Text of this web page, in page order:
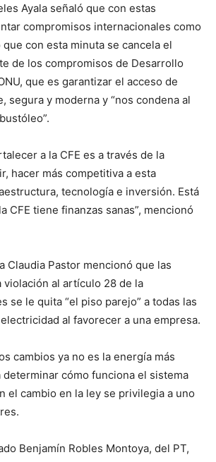
Ayala señaló que con estas
compromisos internacionales como
que con esta minuta se cancela el
de los compromisos de Desarrollo
que es garantizar el acceso de
segura y moderna y “nos condena al
a la CFE es a través de la
hacer más competitiva a esta
tecnología e inversión. Está
CFE tiene finanzas sanas”, mencionó
Claudia Pastor mencionó que las
violación al artículo 28 de la
se le quita “el piso parejo” a todas las
al favorecer a una empresa.
cambios ya no es la energía más
determinar cómo funciona el sistema
el cambio en la ley se privilegia a uno
Benjamín Robles Montoya, del PT,